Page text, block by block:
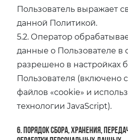
Пользователь выражает
данной Политикой.
5.2. Оператор
данные о Пользователе в
разрешено в настройках
Пользователя (включено
файлов «cookie» и
технологии JavaScript).
6. Порядок сбора, хранения,